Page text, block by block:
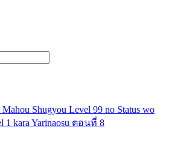
Shugyou Level 99 no Status wo
1 kara Yarinaosu ตอนที่ 8